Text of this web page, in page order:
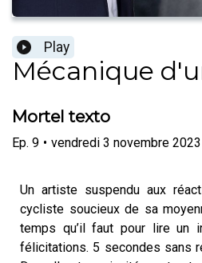
Play
Mécanique
Mortel texto
Ep. 9 • vendredi 3 novembre 2023
Un artiste suspendu aux
cycliste soucieux de sa
temps qu’il faut pour lire un
félicitations. 5 secondes sans